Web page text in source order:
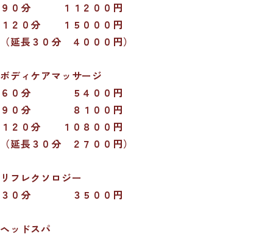
９０分 １１２００円
１２０分 １５０００円
（延長３０分 ４０００円）
ボディケアマッサージ
６０分 ５４００円
９０分 ８１００円
１２０分 １０８００円
（延長３０分 ２７００円）
リフレクソロジー
３０分 ３５００円
ヘッドスパ